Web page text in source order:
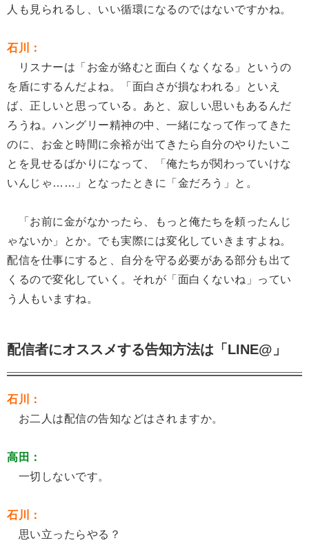
人も見られるし、いい循環になるのではないですかね。
石川：
リスナーは「お金が絡むと面白くなくなる」というの
を盾にするんだよね。「面白さが損なわれる」といえ
ば、正しいと思っている。あと、寂しい思いもあるんだ
ろうね。ハングリー精神の中、一緒になって作ってきた
のに、お金と時間に余裕が出てきたら自分のやりたいこ
とを見せるばかりになって、「俺たちが関わっていけな
いんじゃ……」となったときに「金だろう」と。
「お前に金がなかったら、もっと俺たちを頼ったんじ
ゃないか」とか。でも実際には変化していきますよね。
配信を仕事にすると、自分を守る必要がある部分も出て
くるので変化していく。それが「面白くないね」ってい
う人もいますね。
配信者にオススメする告知方法は「LINE@」
石川：
お二人は配信の告知などはされますか。
高田：
一切しないです。
石川：
思い立ったらやる？